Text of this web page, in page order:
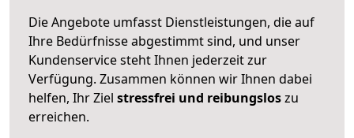
Die Angebote umfasst Dienstleistungen, die auf
Ihre Bedürfnisse abgestimmt sind, und unser
Kundenservice steht Ihnen jederzeit zur
Verfügung. Zusammen können wir Ihnen dabei
helfen, Ihr Ziel stressfrei und reibungsloszu
erreichen.